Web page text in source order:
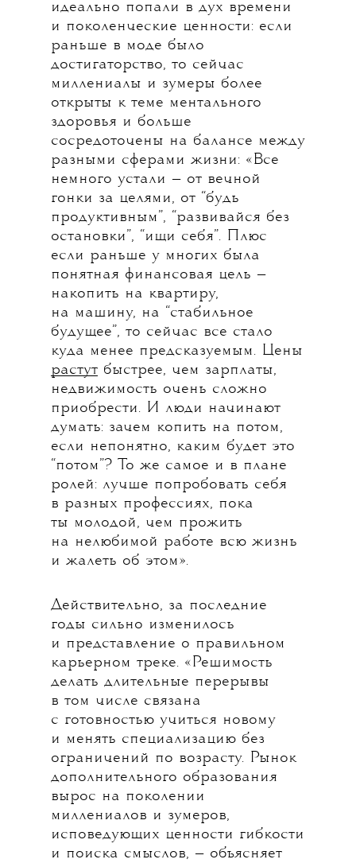
идеально попали в дух времени
и поколенческие ценности: если
раньше в моде было
достигаторство, то сейчас
миллениалы и зумеры более
открыты к теме ментального
здоровья и больше
сосредоточены на балансе между
разными сферами жизни: «Все
немного устали — от вечной
гонки за целями, от “будь
продуктивным”, “развивайся без
остановки”, “ищи себя”. Плюс
если раньше у многих была
понятная финансовая цель —
накопить на квартиру,
на машину, на “стабильное
будущее”, то сейчас все стало
куда менее предсказуемым. Цены
растут быстрее, чем зарплаты,
недвижимость очень сложно
приобрести. И люди начинают
думать: зачем копить на потом,
если непонятно, каким будет это
“потом”? То же самое и в плане
ролей: лучше попробовать себя
в разных профессиях, пока
ты молодой, чем прожить
на нелюбимой работе всю жизнь
и жалеть об этом».
Действительно, за последние
годы сильно изменилось
и представление о правильном
карьерном треке. «Решимость
делать длительные перерывы
в том числе связана
с готовностью учиться новому
и менять специализацию без
ограничений по возрасту. Рынок
дополнительного образования
вырос на поколении
миллениалов и зумеров,
исповедующих ценности гибкости
и поиска смыслов, — объясняет